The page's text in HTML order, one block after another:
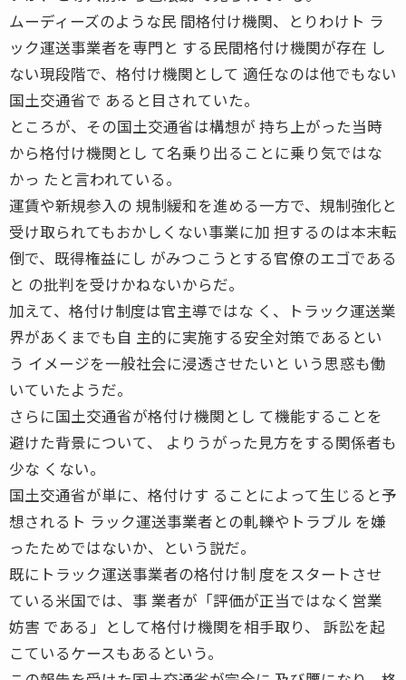
ムーディーズのような民 間格付け機関、とりわけト ラ
ック運送事業者を専門と する民間格付け機関が存在 し
ない現段階で、格付け機関として 適任なのは他でもない
国土交通省で あると目されていた。
ところが、その国土交通省は構想が 持ち上がった当時
から格付け機関とし て名乗り出ることに乗り気ではな
かっ たと言われている。
運賃や新規参入の 規制緩和を進める一方で、規制強化と
受け取られてもおかしくない事業に加 担するのは本末転
倒で、既得権益にし がみつこうとする官僚のエゴである
と の批判を受けかねないからだ。
加えて、格付け制度は官主導ではな く、トラック運送業
界があくまでも自 主的に実施する安全対策であるとい
う イメージを一般社会に浸透させたいと いう思惑も働
いていたようだ。
さらに国土交通省が格付け機関とし て機能することを
避けた背景について、 よりうがった見方をする関係者も
少な くない。
国土交通省が単に、格付けす ることによって生じると予
想されるト ラック運送事業者との軋轢やトラブル を嫌
ったためではないか、という説だ。
既にトラック運送事業者の格付け制 度をスタートさせ
ている米国では、事 業者が「評価が正当ではなく営業
妨害 である」として格付け機関を相手取り、 訴訟を起
こているケースもあるという。